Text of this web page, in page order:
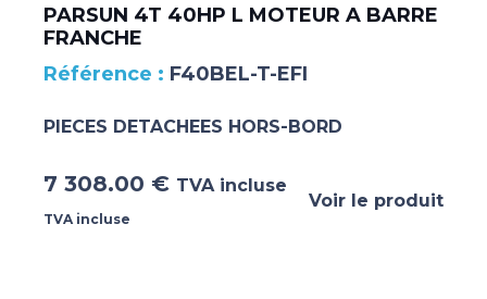
PARSUN 4T 40HP L MOTEUR A BARRE
FRANCHE
F40BEL-T-EFI
PIECES DETACHEES HORS-BORD
7 308.00 € TVA incluse
TVA incluse
Voir le produit